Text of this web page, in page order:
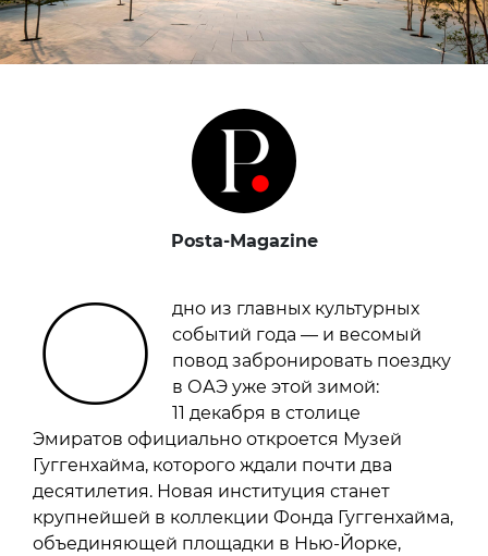
Posta-Magazine
О
дно из главных культурных
событий года — и весомый
повод забронировать поездку
в ОАЭ уже этой зимой:
11 декабря в столице
Эмиратов официально откроется Музей
Гуггенхайма, которого ждали почти два
десятилетия. Новая институция станет
крупнейшей в коллекции Фонда Гуггенхайма,
объединяющей площадки в Нью-Йорке,